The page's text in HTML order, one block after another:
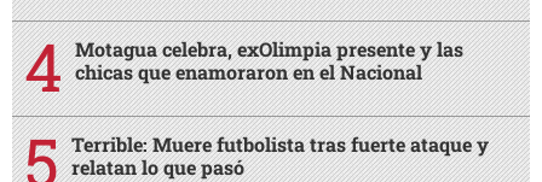
Motagua celebra, exOlimpia presente y las
chicas que enamoraron en el Nacional
Terrible: Muere futbolista tras fuerte ataque y
relatan lo que pasó